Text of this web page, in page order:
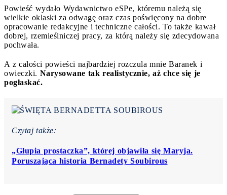
Powieść wydało Wydawnictwo eSPe, któremu należą się
wielkie oklaski za odwagę oraz czas poświęcony na dobre
opracowanie redakcyjne i techniczne całości. To także kawał
dobrej, rzemieślniczej pracy, za którą należy się zdecydowana
pochwała.
A z całości powieści najbardziej rozczula mnie Baranek i
owieczki. Narysowane tak realistycznie, aż chce się je
pogłaskać.
Czytaj także:
„Głupia prostaczka”, której objawiła się Maryja.
Poruszająca historia Bernadety Soubirous